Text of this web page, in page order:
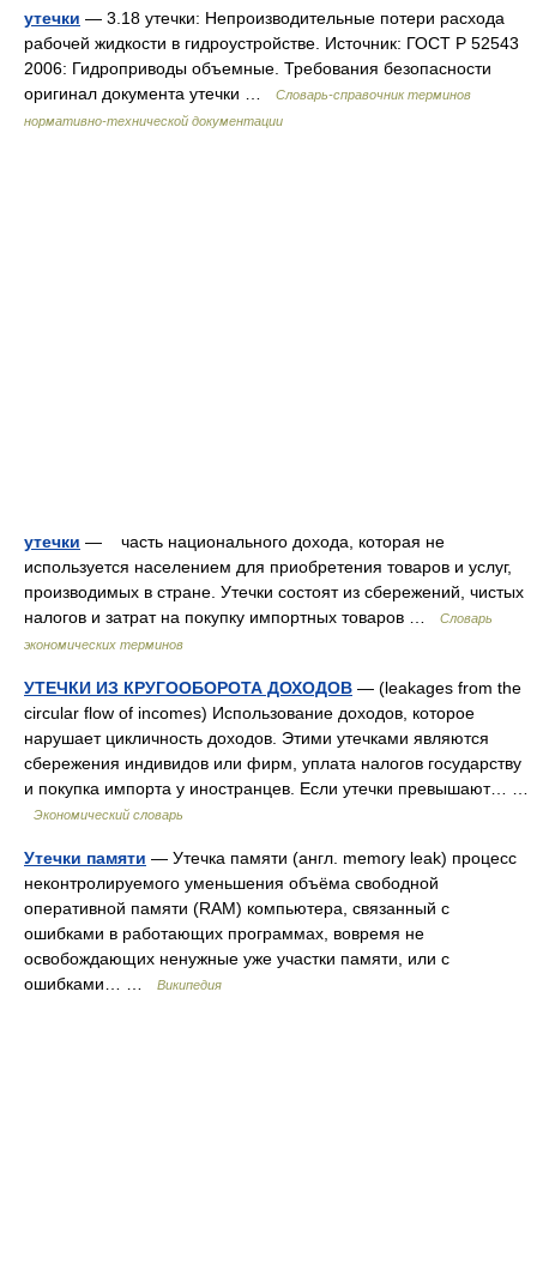
утечки — 3.18 утечки: Непроизводительные потери расхода
рабочей жидкости в гидроустройстве. Источник: ГОСТ Р 52543
2006: Гидроприводы объемные. Требования безопасности
оригинал документа утечки …
Словарь-справочник терминов
нормативно-технической документации
утечки — часть национального дохода, которая не
используется населением для приобретения товаров и услуг,
производимых в стране. Утечки состоят из сбережений, чистых
налогов и затрат на покупку импортных товаров …
Словарь
экономических терминов
УТЕЧКИ ИЗ КРУГООБОРОТА ДОХОДОВ — (leakages from the
circular flow of incomes) Использование доходов, которое
нарушает цикличность доходов. Этими утечками являются
сбережения индивидов или фирм, уплата налогов государству
и покупка импорта у иностранцев. Если утечки превышают… …
Экономический словарь
Утечки памяти — Утечка памяти (англ. memory leak) процесс
неконтролируемого уменьшения объёма свободной
оперативной памяти (RAM) компьютера, связанный с
ошибками в работающих программах, вовремя не
освобождающих ненужные уже участки памяти, или с
ошибками… …
Википедия